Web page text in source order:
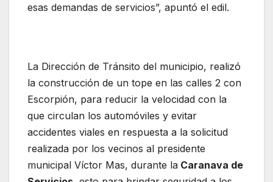
esas demandas de servicios”, apuntó el edil.
La Dirección de Tránsito del municipio, realizó
la construcción de un tope en las calles 2 con
Escorpión, para reducir la velocidad con la
que circulan los automóviles y evitar
accidentes viales en respuesta a la solicitud
realizada por los vecinos al presidente
municipal Víctor Mas, durante la Caranava de